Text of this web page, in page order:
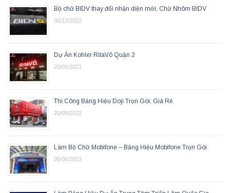
Bộ chữ BIDV thay đổi nhận diện mới, Chữ Nhôm BIDV
30/12/2022
Dự Án Kohler RitaVõ Quận 2
25/05/2021
Thi Công Bảng Hiệu Doji Trọn Gói, Giá Rẻ
20/05/2022
Làm Bộ Chữ Mobifone – Bảng Hiệu Mobifone Trọn Gói
05/06/2023